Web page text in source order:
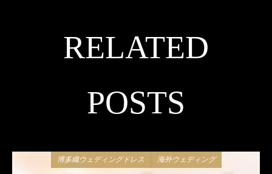
RELATED
POSTS
博多織ウェディングドレス 海外ウェディング